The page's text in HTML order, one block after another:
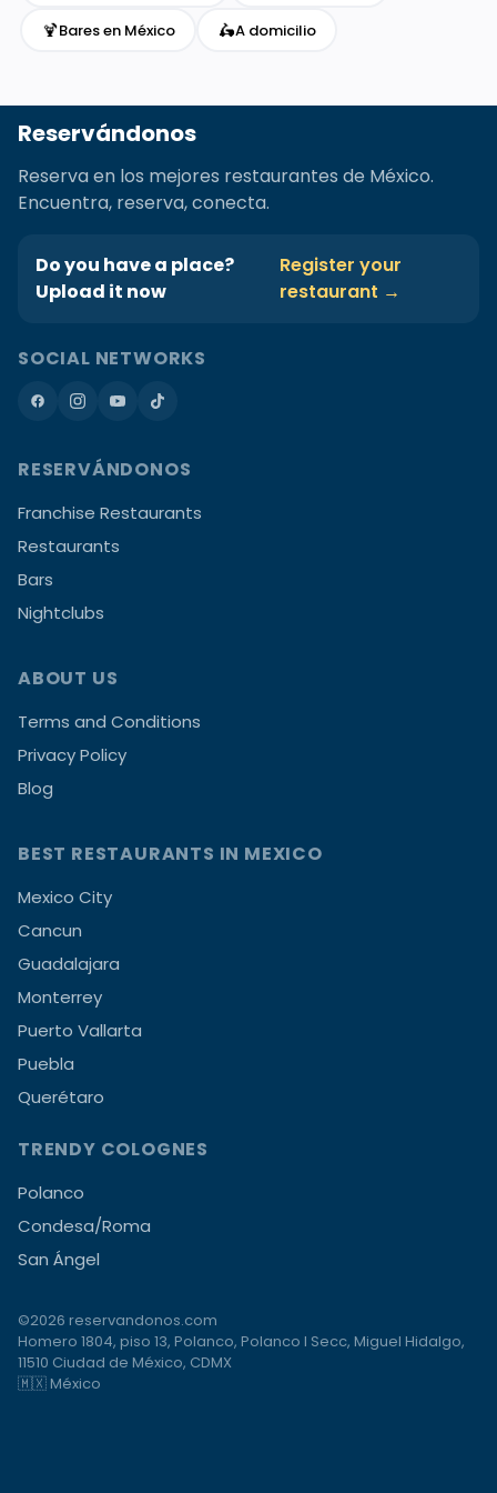
🍹Bares en México 🛵A domicilio
Reservándonos
Reserva en los mejores restaurantes de México.
Encuentra, reserva, conecta.
Do you have a place?
Upload it now
Register your
restaurant →
SOCIAL NETWORKS
RESERVÁNDONOS
Franchise Restaurants
Restaurants
Bars
Nightclubs
ABOUT US
Terms and Conditions
Privacy Policy
Blog
BEST RESTAURANTS IN MEXICO
Mexico City
Cancun
Guadalajara
Monterrey
Puerto Vallarta
Puebla
Querétaro
TRENDY COLOGNES
Polanco
Condesa/Roma
San Ángel
©2026 reservandonos.com
Homero 1804, piso 13, Polanco, Polanco I Secc, Miguel Hidalgo,
11510 Ciudad de México, CDMX
🇲🇽 México